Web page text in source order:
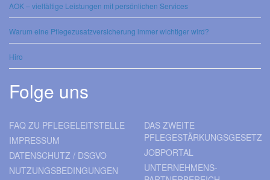
AOK – vielfältige Leistungen mit persönlichen Services
Warum eine Pflegezusatzversicherung immer wichtiger wird?
Hiro
Folge uns
FAQ ZU PFLEGELEITSTELLE
IMPRESSUM
DATENSCHUTZ / DSGVO
NUTZUNGSBEDINGUNGEN
DAS ZWEITE
PFLEGESTÄRKUNGSGESETZ
JOBPORTAL
UNTERNEHMENS-